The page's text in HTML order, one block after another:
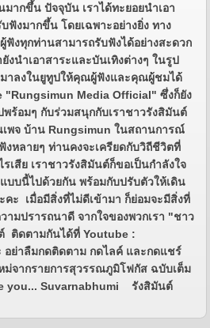
ากขึ้น ปัจจุบัน เราได้ทะยอยนำเอา
ฟังมากขึ้น โดยเฉพาะอย่างยิ่ง ทาง
งทุกท่านสามารถรับฟังได้อย่างสะดวก
งนำเอาสาระและบันเทิงต่างๆ ในรูป
าลงในยูทูปให้คุณผู้ฟังและคุณผู้ชมได้
"Rungsimun Media Official" ซึ่งก็ยัง
ร้อมๆ กับร่วมสนุกกับเราชาวรังสิมันต์
พจ บ้าน Rungsimun ในสถานการณ์
หลายๆ ท่านคงจะเครียดกับวิถีชีวิตที่
เสีย เราชาวรังสิมันต์ก็ขอเป็นกำลังใจ
บบนี้ไปด้วยกัน พร้อมกับปรับตัวให้เดิน
ะ เมื่อมีสิ่งที่ไม่ดีเข้ามา ก็ย่อมจะมีสิ่งที่
ามปรารถนาดี จากใจของพวกเรา "ชาว
ติดตามกันได้ที่ Youtube :
อย่าลืมกดติดตาม กดไลค์ และกดแชร์
ม่จากรายการสุวรรณภูมิโฟกัส ฉบับเต็ม
you... Suvarnabhumi รังสิมันต์